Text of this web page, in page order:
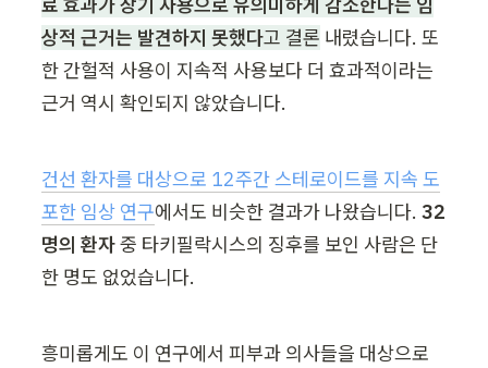
료 효과가 장기 사용으로 유의미하게 감소한다는 임
상적 근거는 발견하지 못했다고 결론 내렸습니다. 또
한 간헐적 사용이 지속적 사용보다 더 효과적이라는
근거 역시 확인되지 않았습니다.
건선 환자를 대상으로 12주간 스테로이드를 지속 도
포한 임상 연구에서도 비슷한 결과가 나왔습니다. 32
명의 환자 중 타키필락시스의 징후를 보인 사람은 단
한 명도 없었습니다.
흥미롭게도 이 연구에서 피부과 의사들을 대상으로